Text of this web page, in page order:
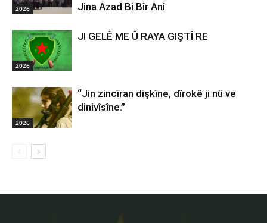
2026
Jina Azad Bi Bîr Anî
2026
JI GELÊ ME Û RAYA GIŞTÎ RE
2026
“Jin zincîran dişkîne, dîrokê ji nû ve
dinivîsîne.”